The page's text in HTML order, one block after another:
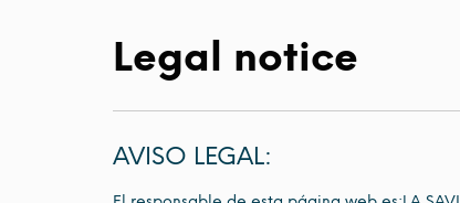
Legal notice
AVISO LEGAL: